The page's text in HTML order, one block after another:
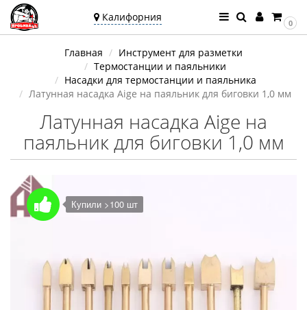
Калифорния
Калифорния
Угадали?
0
Главная
Инструмент для разметки
Термостанции и паяльники
Насадки для термостанции и паяльника
Латунная насадка Aige на паяльник для биговки 1,0 мм
Латунная насадка Aige на
паяльник для биговки 1,0 мм
Купили >100 шт